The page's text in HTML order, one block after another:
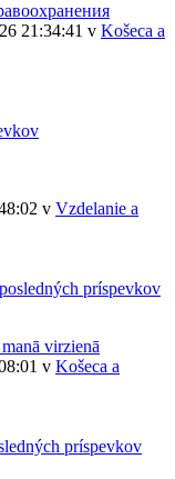
21:34:41 v Košeca a
v Vzdelanie a
virzienā
v Košeca a